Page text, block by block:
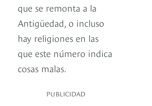
que se remonta a la
Antigüedad, o incluso
hay religiones en las
que este número indica
cosas malas.
PUBLICIDAD